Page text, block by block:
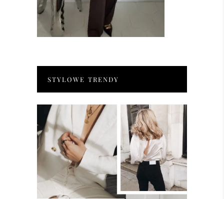
STYLOWE TRENDY